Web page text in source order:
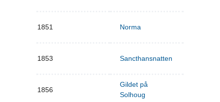
1851 Norma
1853 Sancthansnatten
1856
Gildet på
Solhoug